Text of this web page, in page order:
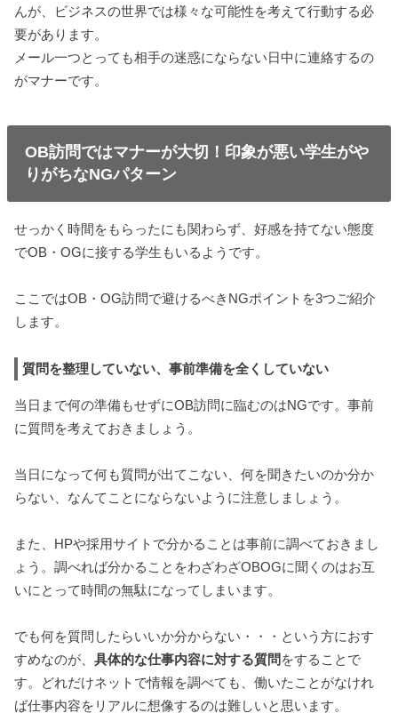
んが、ビジネスの世界では様々な可能性を考えて行動する必
要があります。
メール一つとっても相手の迷惑にならない日中に連絡するの
がマナーです。
OB訪問ではマナーが大切！印象が悪い学生がや
りがちなNGパターン
せっかく時間をもらったにも関わらず、好感を持てない態度
でOB・OGに接する学生もいるようです。
ここではOB・OG訪問で避けるべきNGポイントを3つご紹介
します。
質問を整理していない、事前準備を全くしていない
当日まで何の準備もせずにOB訪問に臨むのはNGです。事前
に質問を考えておきましょう。
当日になって何も質問が出てこない、何を聞きたいのか分か
らない、なんてことにならないように注意しましょう。
また、HPや採用サイトで分かることは事前に調べておきまし
ょう。調べれば分かることをわざわざOBOGに聞くのはお互
いにとって時間の無駄になってしまいます。
でも何を質問したらいいか分からない・・・という方におす
すめなのが、具体的な仕事内容に対する質問 をすることで
す。どれだけネットで情報を調べても、働いたことがなけれ
ば仕事内容をリアルに想像するのは難しいと思います。